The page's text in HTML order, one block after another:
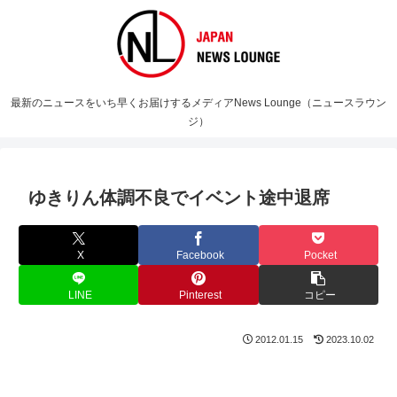
最新のニュースをいち早くお届けするメディアNews Lounge（ニュースラウン
ジ）
ゆきりん体調不良でイベント途中退席
X Facebook Pocket
LINE Pinterest コピー
2012.01.15 2023.10.02